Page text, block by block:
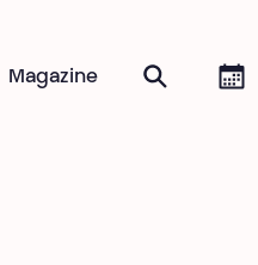
Zoeken
Magazine